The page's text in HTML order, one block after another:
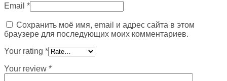
Email *
Сохранить моё имя, email и адрес сайта в этом
браузере для последующих моих комментариев.
Your rating *
Your review *